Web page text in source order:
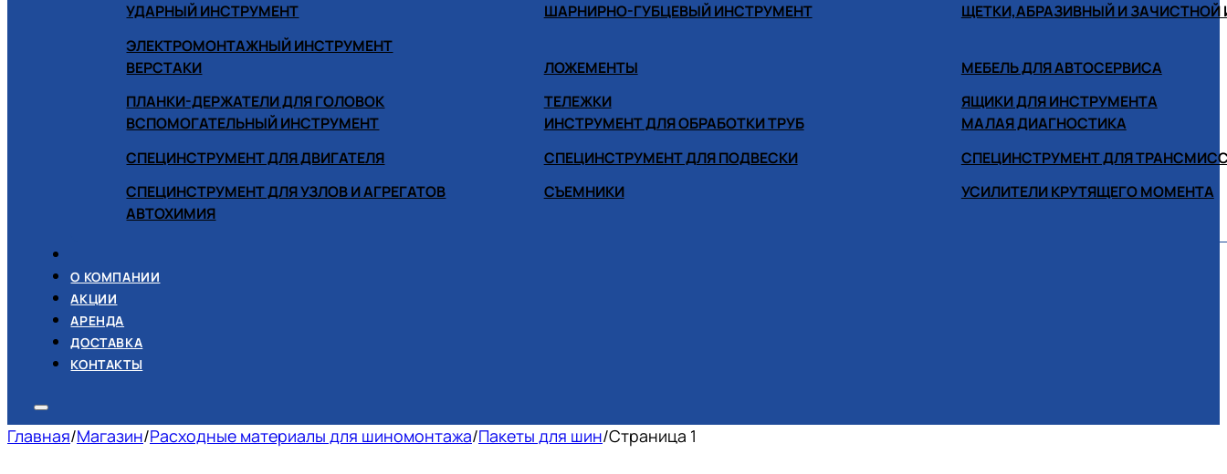
УДАРНЫЙ ИНСТРУМЕНТ
ШАРНИРНО-ГУБЦЕВЫЙ ИНСТРУМЕНТ
ЩЕТКИ,АБРАЗИВНЫЙ И ЗАЧИСТНОЙ
ЭЛЕКТРОМОНТАЖНЫЙ ИНСТРУМЕНТ
ВЕРСТАКИ
ЛОЖЕМЕНТЫ
МЕБЕЛЬ ДЛЯ АВТОСЕРВИСА
ПЛАНКИ-ДЕРЖАТЕЛИ ДЛЯ ГОЛОВОК
ТЕЛЕЖКИ
ЯЩИКИ ДЛЯ ИНСТРУМЕНТА
ВСПОМОГАТЕЛЬНЫЙ ИНСТРУМЕНТ
ИНСТРУМЕНТ ДЛЯ ОБРАБОТКИ ТРУБ
МАЛАЯ ДИАГНОСТИКА
СПЕЦИНСТРУМЕНТ ДЛЯ ДВИГАТЕЛЯ
СПЕЦИНСТРУМЕНТ ДЛЯ ПОДВЕСКИ
СПЕЦИНСТРУМЕНТ ДЛЯ
СПЕЦИНСТРУМЕНТ ДЛЯ УЗЛОВ И АГРЕГАТОВ
СЪЕМНИКИ
УСИЛИТЕЛИ КРУТЯЩЕГО МОМЕНТА
АВТОХИМИЯ
О КОМПАНИИ
АКЦИИ
АРЕНДА
ДОСТАВКА
КОНТАКТЫ
Главная/Магазин/Расходные материалы для шиномонтажа/Пакеты для шин/Страница 1